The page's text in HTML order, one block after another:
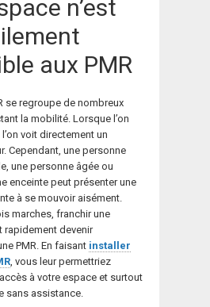
n’est
aux PMR
se regroupe de nombreux
la mobilité. Lorsque l’on
voit directement un
Cependant, une personne
une personne âgée ou
enceinte peut présenter une
à se mouvoir aisément.
marches, franchir une
rapidement devenir
PMR. En faisant installer
, vous leur permettriez
à votre espace et surtout
sans assistance.